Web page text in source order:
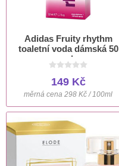
Adidas Fruity rhythm
toaletní voda dámská 50
ml
149 Kč
měrná cena 298 Kč / 100ml